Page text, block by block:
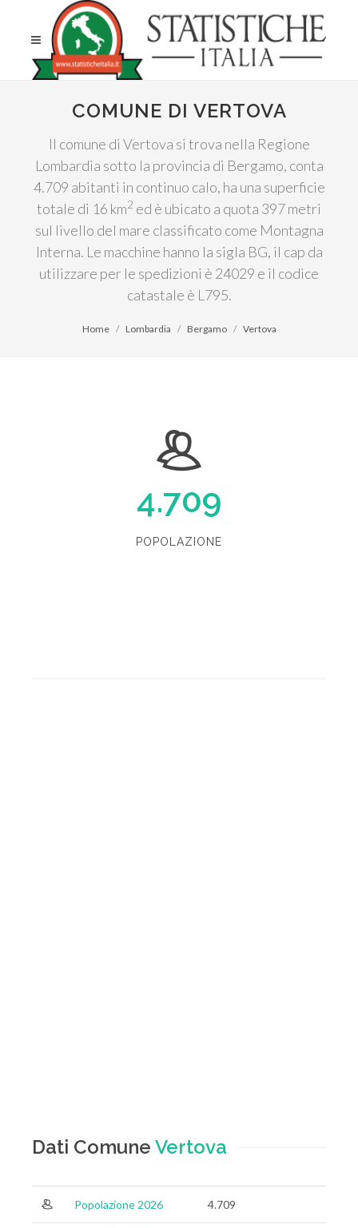
COMUNE DI VERTOVA
Il comune di Vertova si trova nella Regione
Lombardia sotto la provincia di Bergamo, conta
4.709 abitanti in continuo calo, ha una superficie
totale di 16 km2 ed è ubicato a quota 397 metri
sul livello del mare classificato come Montagna
Interna. Le macchine hanno la sigla BG, il cap da
utilizzare per le spedizioni è 24029 e il codice
catastale è L795.
Home Lombardia Bergamo Vertova
4.709
POPOLAZIONE
Dati Comune Vertova
Popolazione 2026 4.709